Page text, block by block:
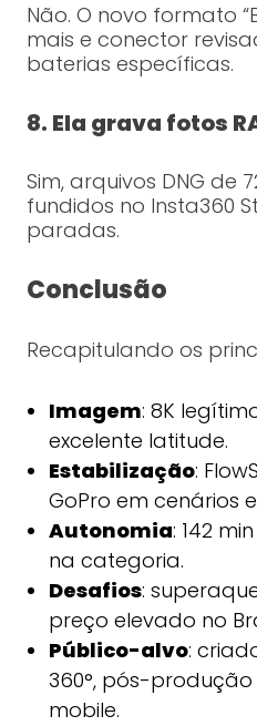
Não. O novo formato
mais e conector
baterias específicas.
8. Ela grava fotos
Sim, arquivos DNG de
fundidos no Insta360
paradas.
Conclusão
Recapitulando os
Imagem: 8K
excelente latitude.
Estabilização:
GoPro em cenários
Autonomia: 142
na categoria.
Desafios:
preço elevado no
Público-alvo:
360°, pós-
mobile.